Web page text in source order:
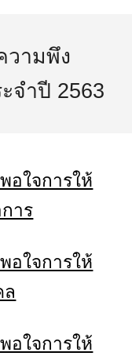
วามพึง
จำปี 2563
อใจการให้
าร
อใจการให้
ล
อใจการให้